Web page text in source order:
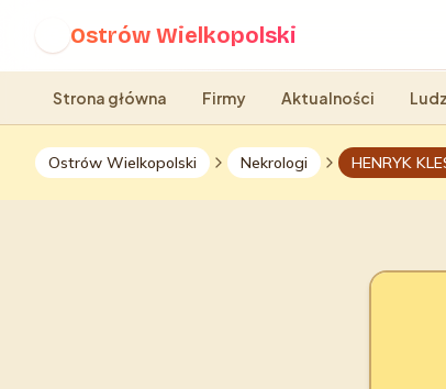
Ostrów Wielkopolski
Strona główna Firmy Aktualności
Ostrów Wielkopolski Nekrologi HENRYK